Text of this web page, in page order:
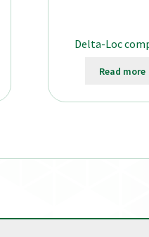
Delta-Loc
Read more